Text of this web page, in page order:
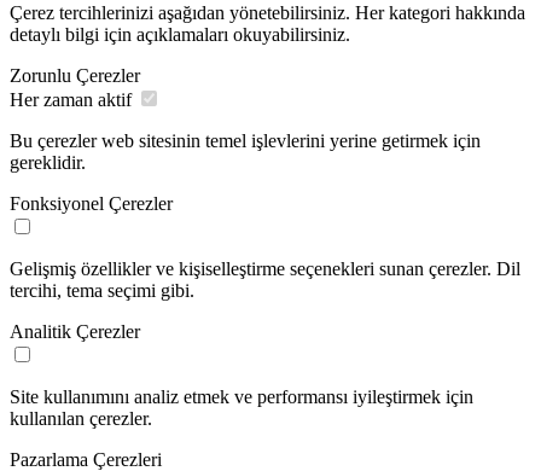
Çerez tercihlerinizi aşağıdan yönetebilirsiniz. Her kategori hakkında
detaylı bilgi için açıklamaları okuyabilirsiniz.
Zorunlu Çerezler
Her zaman aktif
Bu çerezler web sitesinin temel işlevlerini yerine getirmek için
gereklidir.
Fonksiyonel Çerezler
Gelişmiş özellikler ve kişiselleştirme seçenekleri sunan çerezler. Dil
tercihi, tema seçimi gibi.
Analitik Çerezler
Site kullanımını analiz etmek ve performansı iyileştirmek için
kullanılan çerezler.
Pazarlama Çerezleri